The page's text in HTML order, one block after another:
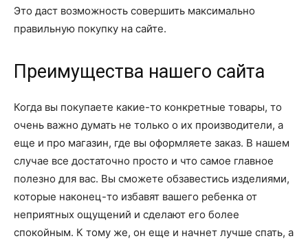
Это даст возможность совершить максимально
правильную покупку на сайте.
Преимущества нашего сайта
Когда вы покупаете какие-то конкретные товары, то
очень важно думать не только о их производители, а
еще и про магазин, где вы оформляете заказ. В нашем
случае все достаточно просто и что самое главное
полезно для вас. Вы сможете обзавестись изделиями,
которые наконец-то избавят вашего ребенка от
неприятных ощущений и сделают его более
спокойным. К тому же, он еще и начнет лучше спать, а